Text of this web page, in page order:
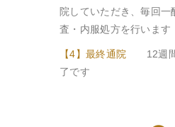
院していただき、毎回一
査・内服処方を行います
【4】最終通院 12週間
了です